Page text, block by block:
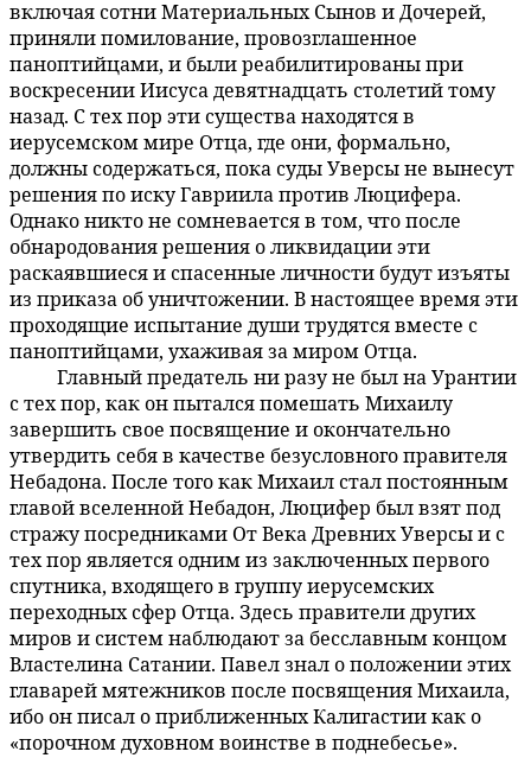
включая сотни Материальных Сынов и Дочерей,
приняли помилование, провозглашенное
паноптийцами, и были реабилитированы при
воскресении Иисуса девятнадцать столетий тому
назад. С тех пор эти существа находятся в
иерусемском мире Отца, где они, формально,
должны содержаться, пока суды Уверсы не вынесут
решения по иску Гавриила против Люцифера.
Однако никто не сомневается в том, что после
обнародования решения о ликвидации эти
раскаявшиеся и спасенные личности будут изъяты
из приказа об уничтожении. В настоящее время эти
проходящие испытание души трудятся вместе с
паноптийцами, ухаживая за миром Отца.
Главный предатель ни разу не был на Урантии
с тех пор, как он пытался помешать Михаилу
завершить свое посвящение и окончательно
утвердить себя в качестве безусловного правителя
Небадона. После того как Михаил стал постоянным
главой вселенной Небадон, Люцифер был взят под
стражу посредниками От Века Древних Уверсы и с
тех пор является одним из заключенных первого
спутника, входящего в группу иерусемских
переходных сфер Отца. Здесь правители других
миров и систем наблюдают за бесславным концом
Властелина Сатании. Павел знал о положении этих
главарей мятежников после посвящения Михаила,
ибо он писал о приближенных Калигастии как о
«порочном духовном воинстве в поднебесье».